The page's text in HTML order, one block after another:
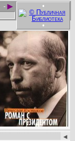
•
•
►
-
◄